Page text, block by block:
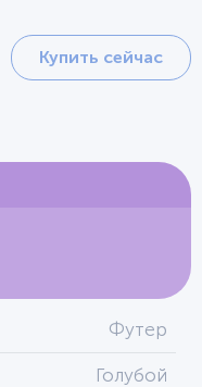
Купить сейчас
Футер
Голубой